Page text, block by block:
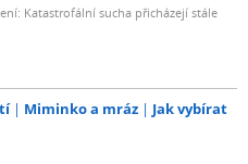
Katastrofální sucha přicházejí stále
Miminko a mráz
Jak vybírat